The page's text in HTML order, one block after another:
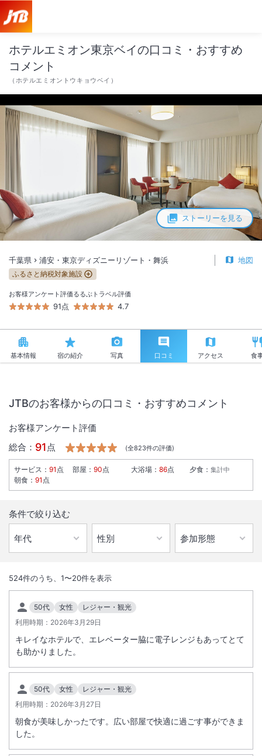
ストーリーを見る
ホテルエミオン東京ベイの口コミ・おすすめ
コメント
（ ホテルエミオントウキョウベイ ）
千葉県 浦安・東京ディズニーリゾート・舞浜 地図
ふるさと納税対象施設
お客様アンケート評価
91点
るるぶトラベル評価
4.7
基本情報 宿の紹介 写真 口コミ アクセス 食
都心に近い立地でありながら天然温泉付大浴場を備えたホテルです。客
室も和室・和洋室も数多くあり、３世代でのご宿泊にも最適です。
IN チェックイン
15:00/ OUT
温泉
施設からのお知らせ
【重要】 2026年10月1日より 駐車場料金改定およびお得な駐車場料金
JTBのお客様からの口コミ・おすすめコメント
お客様アンケート評価
総合： 91 点 (全823件の評価)
サービス ： 91 点 部屋 ： 90点 大浴場 ： 86点 夕食 ： 集計中
朝食 ： 91 点
条件で絞り込む
524件のうち、 1〜20件を表示
50代 女性
レジャー・観光
利用時期： 2026年3月29日
キレイなホテルで、エレベーター脇に電子レンジもあってとて
も助かりました。
50代 女性
レジャー・観光
利用時期： 2026年3月27日
朝食が美味しかったです。広い部屋で快適に過ごす事ができま
した。